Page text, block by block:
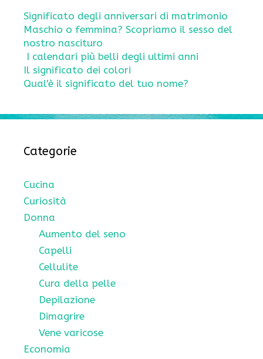
Significato degli anniversari di matrimonio
Maschio o femmina? Scopriamo il sesso del
nostro nascituro
I calendari più belli degli ultimi anni
Il significato dei colori
Qual'è il significato del tuo nome?
Categorie
Cucina
Curiosità
Donna
Aumento del seno
Capelli
Cellulite
Cura della pelle
Depilazione
Dimagrire
Vene varicose
Economia